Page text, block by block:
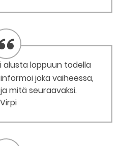
alusta loppuun todella
joka vaiheessa,
mitä seuraavaksi.